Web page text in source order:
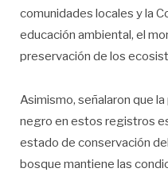
comunidades locales y la
educación ambiental, el
preservación de los
Asimismo, señalaron que
negro en estos registros
estado de conservación
bosque mantiene las